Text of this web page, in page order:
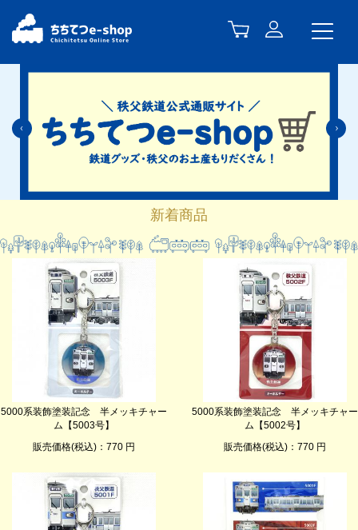
Previous
新着商品
5000系装飾塗装記念 半メッキチャー
ム【5003号】
販売価格(税込)：770 円
5000系装飾塗装記念 半メッキチャー
ム【5002号】
販売価格(税込)：770 円